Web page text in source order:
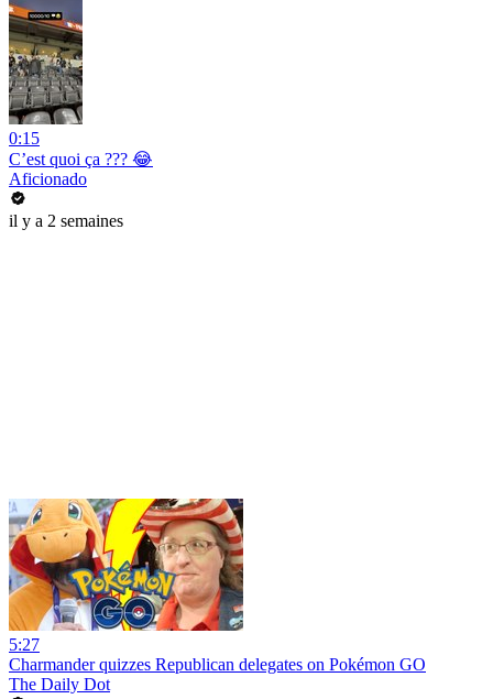
0:15
C’est quoi ça ??? 😂
Aficionado
il y a 2 semaines
5:27
Charmander quizzes Republican delegates on Pokémon GO
The Daily Dot